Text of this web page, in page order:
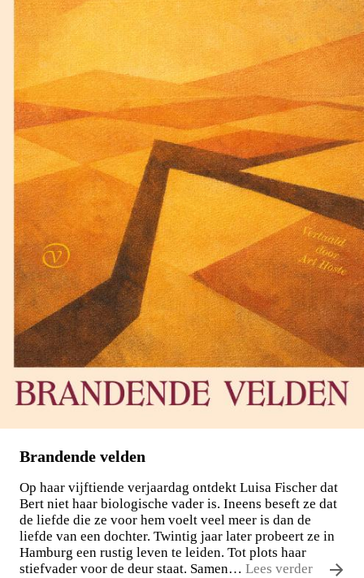
Lewis Carroll
De klopjacht op de sneer
17,50
BESTEL
Brandende velden
Op haar vijftiende verjaardag ontdekt Luisa Fischer dat
Bert niet haar biologische vader is. Ineens beseft ze dat
de liefde die ze voor hem voelt veel meer is dan de
liefde van een dochter. Twintig jaar later probeert ze in
Hamburg een rustig leven te leiden. Tot plots haar
stiefvader voor de deur staat. Samen… Lees verder